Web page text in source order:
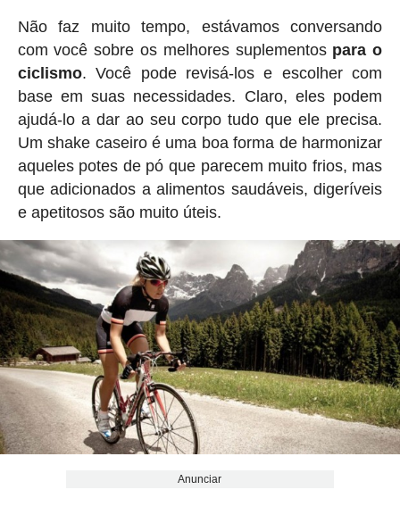
Não faz muito tempo, estávamos conversando
com você sobre os melhores suplementos para o
ciclismo. Você pode revisá-los e escolher com
base em suas necessidades. Claro, eles podem
ajudá-lo a dar ao seu corpo tudo que ele precisa.
Um shake caseiro é uma boa forma de harmonizar
aqueles potes de pó que parecem muito frios, mas
que adicionados a alimentos saudáveis, digeríveis
e apetitosos são muito úteis.
Anunciar